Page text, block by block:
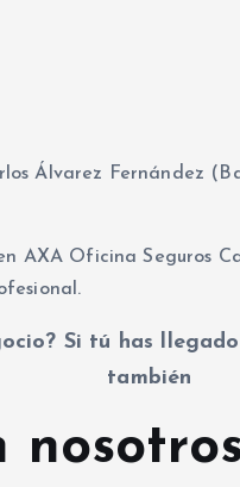
Álvarez Fernández
AXA Oficina Seguros
Si tú has
también